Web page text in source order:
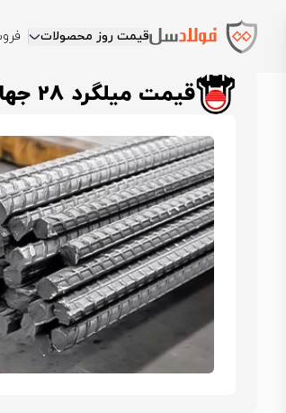
قیمت روز محصولات
فولادسل
قیمت میلگرد 28 جهان فولاد سیرجان